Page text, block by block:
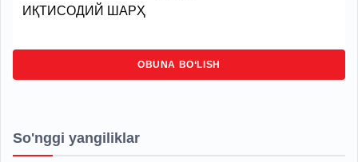
ИҚТИСОДИЙ ШАРҲ
OBUNA BO‘LISH
So'nggi yangiliklar